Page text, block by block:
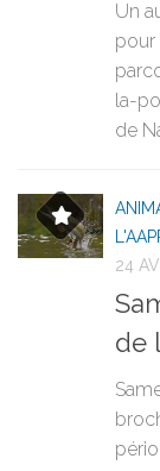
Un
pour
la-
de
24
de